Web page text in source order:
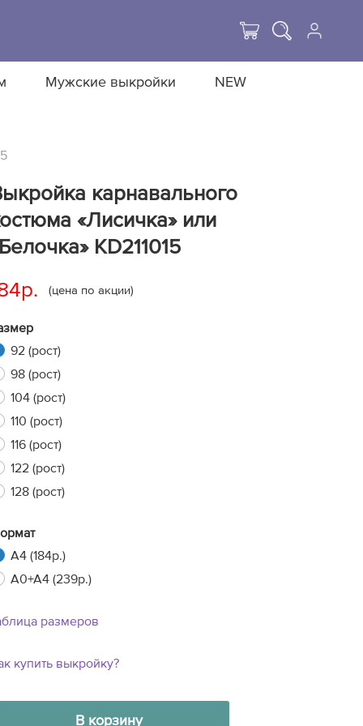
Мужские выкройки NEW
карнавального
«Лисичка» или
KD211015
(цена по акции)
92 (рост)
98 (рост)
104 (рост)
110 (рост)
116 (рост)
122 (рост)
128 (рост)
A4 (184р.)
A0+A4 (239р.)
размеров
купить выкройку?
В корзину